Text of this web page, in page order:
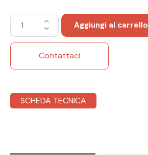
Aggiungi al carrello
Contattaci
SCHEDA TECNICA